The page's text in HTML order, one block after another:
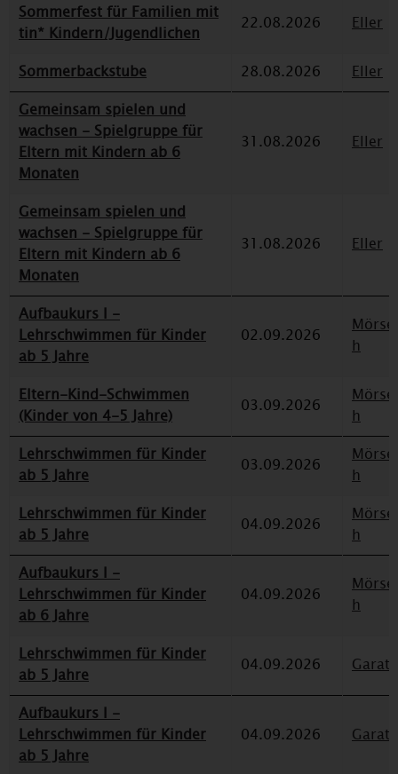
Sommerfest für Familien mit
tin* Kindern/Jugendlichen
22.08.2026 Eller
Sommerbackstube 28.08.2026
Eller
Gemeinsam spielen und
wachsen - Spielgruppe für
Eltern mit Kindern ab 6
Monaten
31.08.2026 Eller
Gemeinsam spielen und
wachsen - Spielgruppe für
Eltern mit Kindern ab 6
Monaten
31.08.2026 Eller
Aufbaukurs I -
Lehrschwimmen für Kinder
ab 5 Jahre
02.09.2026
h
Eltern-Kind-Schwimmen
(Kinder von 4-5 Jahre)
03.09.2026
h
Lehrschwimmen für Kinder
ab 5 Jahre
03.09.2026
h
Lehrschwimmen für Kinder
ab 5 Jahre
04.09.2026
h
Aufbaukurs I -
Lehrschwimmen für Kinder
ab 6 Jahre
04.09.2026
h
Lehrschwimmen für Kinder
ab 5 Jahre
04.09.2026 Garath
Aufbaukurs I -
Lehrschwimmen für Kinder
ab 5 Jahre
04.09.2026 Garath